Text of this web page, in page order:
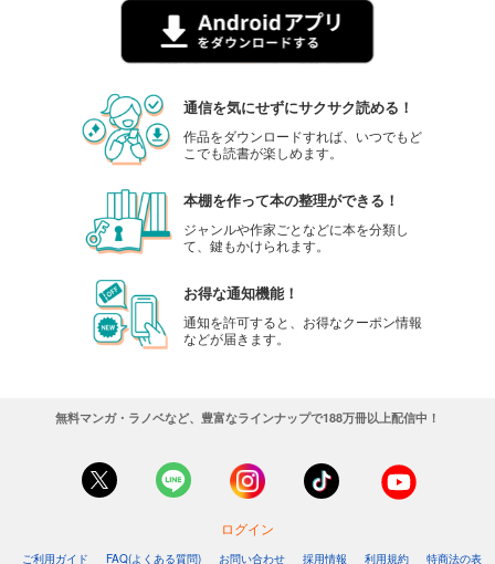
通信を気にせずにサクサク読める！
作品をダウンロードすれば、いつでもど
こでも読書が楽しめます。
本棚を作って本の整理ができる！
ジャンルや作家ごとなどに本を分類し
て、鍵もかけられます。
お得な通知機能！
通知を許可すると、お得なクーポン情報
などが届きます。
無料マンガ・ラノベなど、豊富なラインナップで188万冊以上配信中！
ログイン
ご利用ガイド FAQ(よくある質問) お問い合わせ 採用情報 利用規約 特商法の表